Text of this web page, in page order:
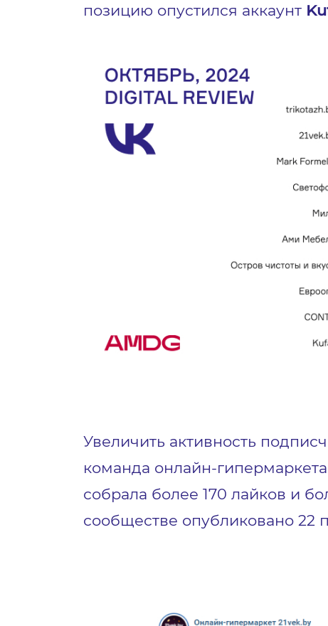
позицию опустился аккаунт
Увеличить активность
команда онлайн-
собрала более 170 лайков и
сообществе опубликовано 22